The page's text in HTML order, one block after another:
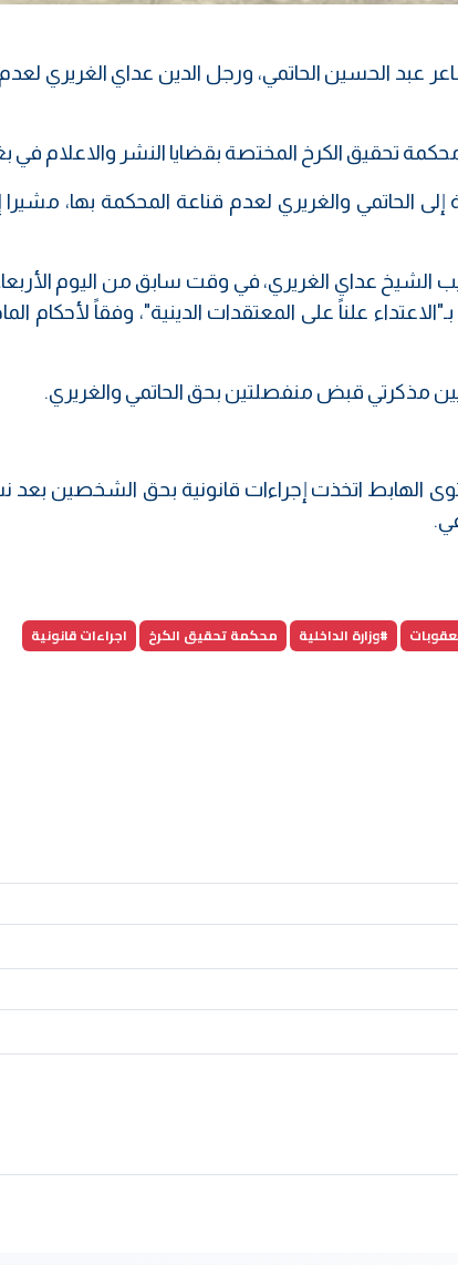
عبد الحسين الحاتمي، ورجل الدين عداي الغريري
تحقيق الكرخ المختصة بقضايا النشر والاعلام في
الحاتمي والغريري لعدم قناعة المحكمة بها، مشيرا
عداي الغريري، في وقت سابق من اليوم
مذكرتي قبض منفصلتين بحق الحاتمي والغريري.
الهابط اتخذت إجراءات قانونية بحق الشخصين بعد
#وزارة الداخلية محكمة تحقيق الكرخ
اجراءات قانونية